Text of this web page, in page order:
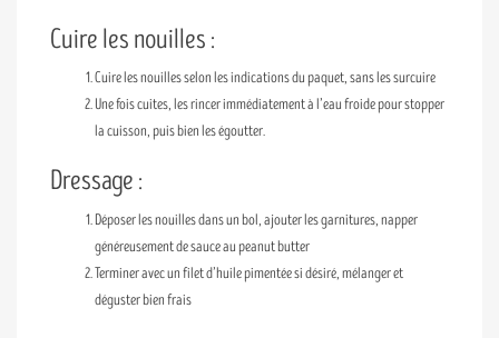
Cuire les nouilles :
Cuire les nouilles selon les indications du paquet, sans les surcuire
Une fois cuites, les rincer immédiatement à l’eau froide pour stopper
la cuisson, puis bien les égoutter.
Dressage :
Déposer les nouilles dans un bol, ajouter les garnitures, napper
généreusement de sauce au peanut butter
Terminer avec un filet d’huile pimentée si désiré, mélanger et
déguster bien frais